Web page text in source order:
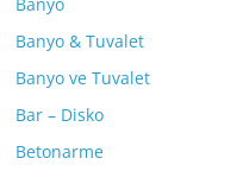
Banyo & Tuvalet
Banyo ve Tuvalet
Bar – Disko
Betonarme